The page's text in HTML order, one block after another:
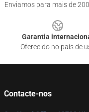
Enviamos para mais de
Garantia
Oferecido no país de
Contacte-nos